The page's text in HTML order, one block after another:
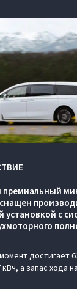
премиальный
установкой с
достигает
а запас хода